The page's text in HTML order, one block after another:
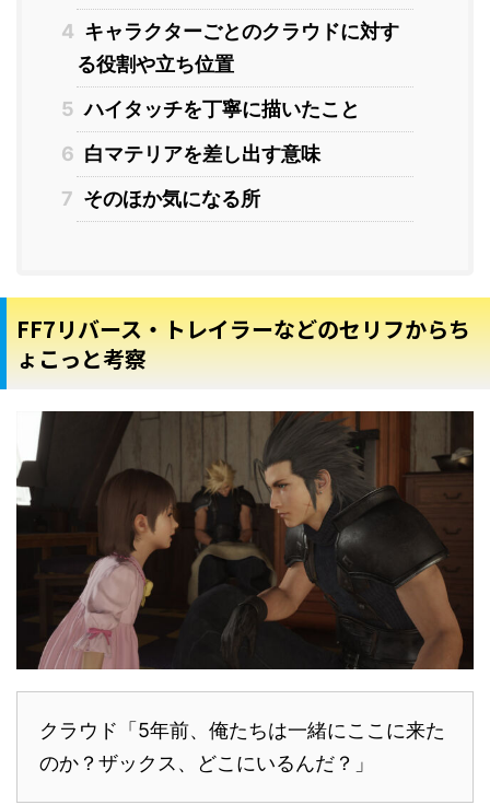
4 キャラクターごとのクラウドに対す
る役割や立ち位置
5 ハイタッチを丁寧に描いたこと
6 白マテリアを差し出す意味
7 そのほか気になる所
FF7リバース・トレイラーなどのセリフからち
ょこっと考察
クラウド「5年前、俺たちは一緒にここに来た
のか？ザックス、どこにいるんだ？」